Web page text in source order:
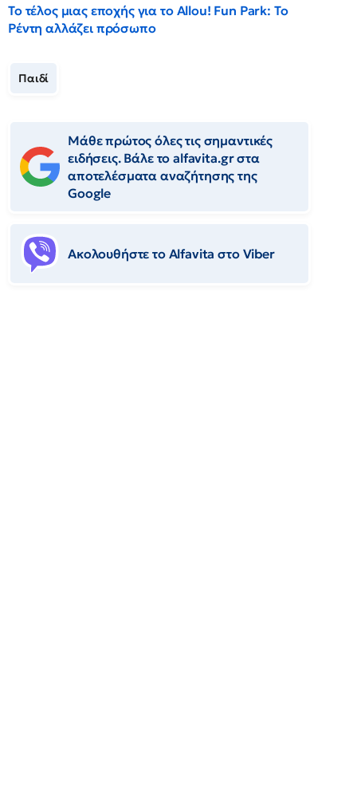
Το τέλος μιας εποχής για το Allou! Fun Park: Το
Ρέντη αλλάζει πρόσωπο
Παιδί
Μάθε πρώτος όλες τις σημαντικές
ειδήσεις. Βάλε το alfavita.gr στα
αποτελέσματα αναζήτησης της
Google
Ακολουθήστε το Αlfavita στο Viber